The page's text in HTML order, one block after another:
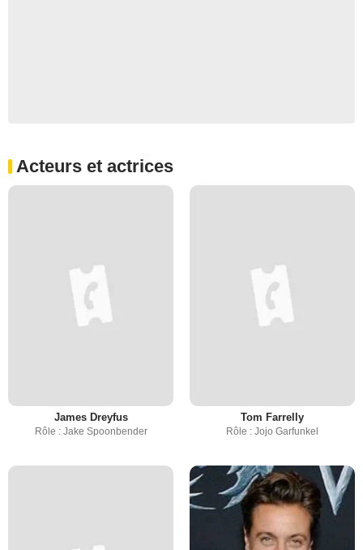
Acteurs et actrices
James Dreyfus
Rôle : Jake Spoonbender
Tom Farrelly
Rôle : Jojo Garfunkel